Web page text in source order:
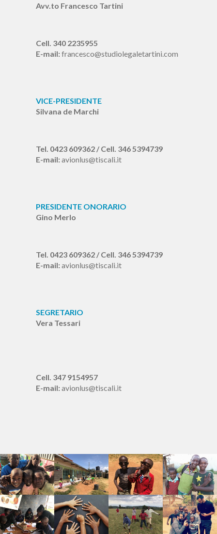
Avv.to Francesco Tartini
Cell. 340 2235955
E-mail:francesco@studiolegaletartini.com
VICE-PRESIDENTE
Silvana de Marchi
Tel. 0423 609362 / Cell. 346 5394739
E-mail:avionlus@tiscali.it
PRESIDENTE ONORARIO
Gino Merlo
Tel. 0423 609362 / Cell. 346 5394739
E-mail:avionlus@tiscali.it
SEGRETARIO
Vera Tessari
Cell. 347 9154957
E-mail:avionlus@tiscali.it